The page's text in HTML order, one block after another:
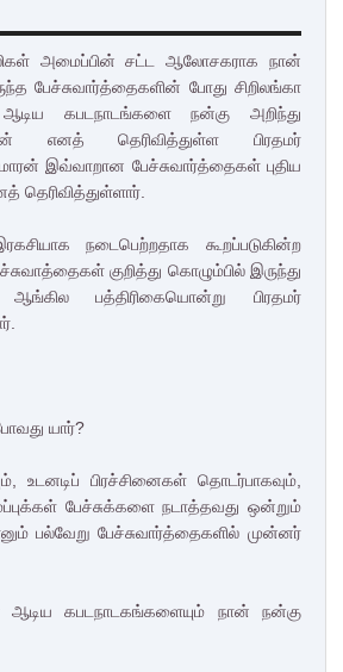
அமைப்பின் சட்ட ஆலோசகராக நான்
பேச்சுவார்த்தைகளின் போது சிறிலங்கா
கபடநாடங்களை நன்கு அறிந்து
எனத் தெரிவித்துள்ள பிரதமர்
இவ்வாறான பேச்சுவார்த்தைகள் புதிய
தெரிவித்துள்ளார்.
நடைபெற்றதாக கூறப்படுகின்ற
குறித்து கொழும்பில் இருந்து
ஆங்கில பத்திரிகையொன்று பிரதமர்
யார்?
உடனடிப் பிரச்சினைகள் தொடர்பாகவும்,
பேச்சுக்களை நடாத்தவது ஒன்றும்
பல்வேறு பேச்சுவார்த்தைகளில் முன்னர்
கபடநாடகங்களையும் நான் நன்கு